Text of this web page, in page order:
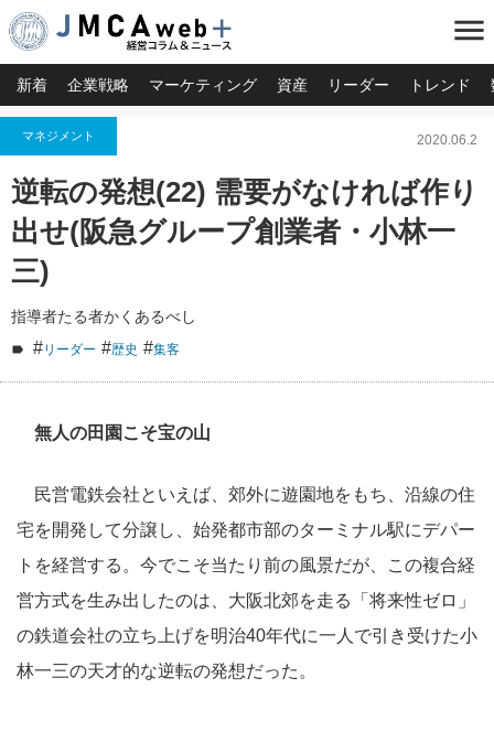
menu
新着 企業戦略 マーケティング 資産 リーダー トレンド
マネジメント 2020.06.2
逆転の発想(22) 需要がなければ作り
出せ(阪急グループ創業者・小林一
三)
指導者たる者かくあるべし
#リーダー #歴史 #集客
無人の田園こそ宝の山
民営電鉄会社といえば、郊外に遊園地をもち、沿線の住
宅を開発して分譲し、始発都市部のターミナル駅にデパー
トを経営する。今でこそ当たり前の風景だが、この複合経
営方式を生み出したのは、大阪北郊を走る「将来性ゼロ」
の鉄道会社の立ち上げを明治40年代に一人で引き受けた小
林一三の天才的な逆転の発想だった。